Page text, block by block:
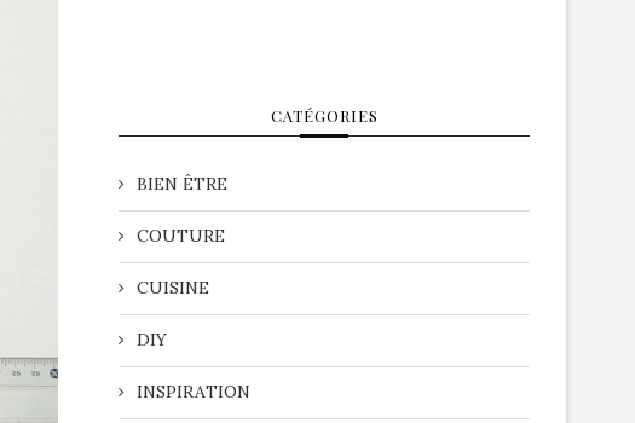
CATÉGORIES
BIEN ÊTRE
COUTURE
CUISINE
DIY
INSPIRATION